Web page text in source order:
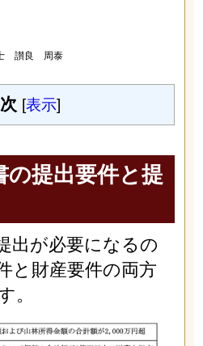
讃良 周泰
[表示]
の提出要件と提
出が必要になるの
と財産要件の両方
。